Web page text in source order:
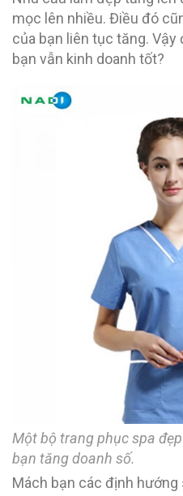
mọc lên nhiều. Điều đó
của bạn liên tục tăng.
bạn vẫn kinh doanh tốt?
Một bộ trang phục spa
bạn tăng doanh số.
Mách bạn các định hướng